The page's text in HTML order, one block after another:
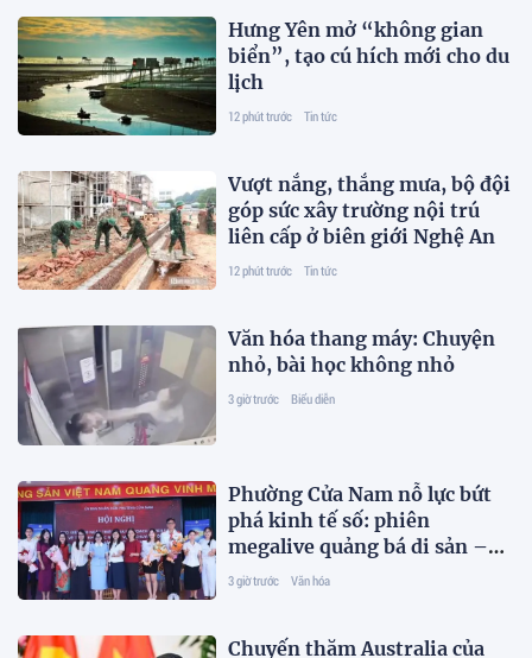
Hưng Yên mở “không gian
biển”, tạo cú hích mới cho du
lịch
12 phút trước Tin tức
Vượt nắng, thắng mưa, bộ đội
góp sức xây trường nội trú
liên cấp ở biên giới Nghệ An
12 phút trước Tin tức
Văn hóa thang máy: Chuyện
nhỏ, bài học không nhỏ
3 giờ trước Biểu diễn
Phường Cửa Nam nỗ lực bứt
phá kinh tế số: phiên
megalive quảng bá di sản –
động lực đúc thúc tăng
3 giờ trước Văn hóa
Chuyến thăm Australia của